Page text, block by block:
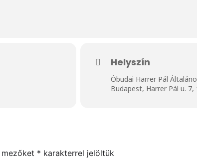
Helyszín
Óbudai Harrer Pál
Budapest, Harrer Pál u. 7,
* karakterrel jelöltük